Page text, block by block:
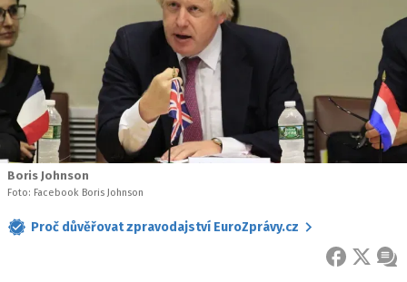
Boris Johnson
Foto: Facebook Boris Johnson
Proč důvěřovat zpravodajství EuroZprávy.cz
FACEBOOK
X